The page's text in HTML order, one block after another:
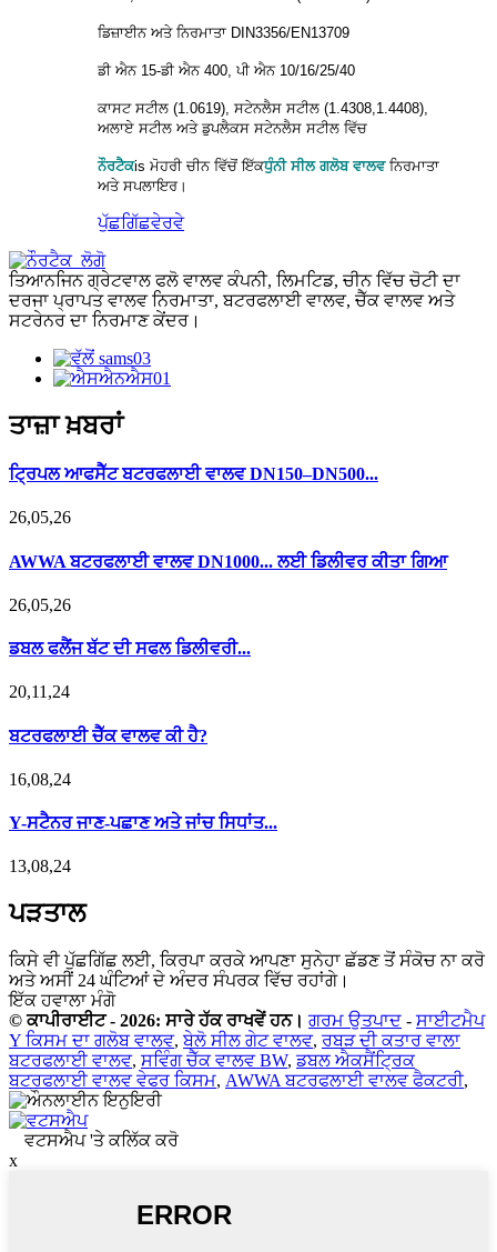
ਡਿਜ਼ਾਈਨ ਅਤੇ ਨਿਰਮਾਤਾ DIN3356/EN13709
ਡੀ ਐਨ 15-ਡੀ ਐਨ 400, ਪੀ ਐਨ 10/16/25/40
ਕਾਸਟ ਸਟੀਲ (1.0619), ਸਟੇਨਲੈਸ ਸਟੀਲ (1.4308,1.4408),
ਅਲਾਏ ਸਟੀਲ ਅਤੇ ਡੁਪਲੈਕਸ ਸਟੇਨਲੈਸ ਸਟੀਲ ਵਿੱਚ
ਨੌਰਟੈਕis ਮੋਹਰੀ ਚੀਨ ਵਿੱਚੋਂ ਇੱਕਧੁੰਨੀ ਸੀਲ ਗਲੋਬ ਵਾਲਵ ਨਿਰਮਾਤਾ
ਅਤੇ ਸਪਲਾਇਰ।
ਪੁੱਛਗਿੱਛਵੇਰਵੇ
ਤਿਆਨਜਿਨ ਗ੍ਰੇਟਵਾਲ ਫਲੋ ਵਾਲਵ ਕੰਪਨੀ, ਲਿਮਟਿਡ, ਚੀਨ ਵਿੱਚ ਚੋਟੀ ਦਾ
ਦਰਜਾ ਪ੍ਰਾਪਤ ਵਾਲਵ ਨਿਰਮਾਤਾ, ਬਟਰਫਲਾਈ ਵਾਲਵ, ਚੈੱਕ ਵਾਲਵ ਅਤੇ
ਸਟਰੇਨਰ ਦਾ ਨਿਰਮਾਣ ਕੇਂਦਰ।
ਤਾਜ਼ਾ ਖ਼ਬਰਾਂ
ਟ੍ਰਿਪਲ ਆਫਸੈੱਟ ਬਟਰਫਲਾਈ ਵਾਲਵ DN150–DN500...
26,05,26
AWWA ਬਟਰਫਲਾਈ ਵਾਲਵ DN1000... ਲਈ ਡਿਲੀਵਰ ਕੀਤਾ ਗਿਆ
26,05,26
ਡਬਲ ਫਲੈਂਜ ਬੱਟ ਦੀ ਸਫਲ ਡਿਲੀਵਰੀ...
20,11,24
ਬਟਰਫਲਾਈ ਚੈੱਕ ਵਾਲਵ ਕੀ ਹੈ?
16,08,24
Y-ਸਟੈਨਰ ਜਾਣ-ਪਛਾਣ ਅਤੇ ਜਾਂਚ ਸਿਧਾਂਤ...
13,08,24
ਪੜਤਾਲ
ਕਿਸੇ ਵੀ ਪੁੱਛਗਿੱਛ ਲਈ, ਕਿਰਪਾ ਕਰਕੇ ਆਪਣਾ ਸੁਨੇਹਾ ਛੱਡਣ ਤੋਂ ਸੰਕੋਚ ਨਾ ਕਰੋ
ਅਤੇ ਅਸੀਂ 24 ਘੰਟਿਆਂ ਦੇ ਅੰਦਰ ਸੰਪਰਕ ਵਿੱਚ ਰਹਾਂਗੇ।
ਇੱਕ ਹਵਾਲਾ ਮੰਗੋ
© ਕਾਪੀਰਾਈਟ - 2026: ਸਾਰੇ ਹੱਕ ਰਾਖਵੇਂ ਹਨ। ਗਰਮ ਉਤਪਾਦ - ਸਾਈਟਮੈਪ
Y ਕਿਸਮ ਦਾ ਗਲੋਬ ਵਾਲਵ,ਬੇਲੋ ਸੀਲ ਗੇਟ ਵਾਲਵ, ਰਬੜ ਦੀ ਕਤਾਰ ਵਾਲਾ
ਬਟਰਫਲਾਈ ਵਾਲਵ, ਸਵਿੰਗ ਚੈੱਕ ਵਾਲਵ BW,ਡਬਲ ਐਕਸੈਂਟ੍ਰਿਕ
ਬਟਰਫਲਾਈ ਵਾਲਵ ਵੇਫਰ ਕਿਸਮ, AWWA ਬਟਰਫਲਾਈ ਵਾਲਵ ਫੈਕਟਰੀ,
ਵਟਸਐਪ 'ਤੇ ਕਲਿੱਕ ਕਰੋ
x